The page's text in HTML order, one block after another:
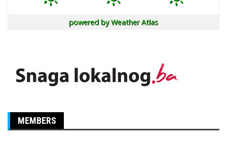
powered byWeather Atlas
MEMBERS